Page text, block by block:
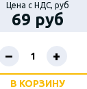
Цена с НДС, руб
69 руб
– +
В КОРЗИНУ